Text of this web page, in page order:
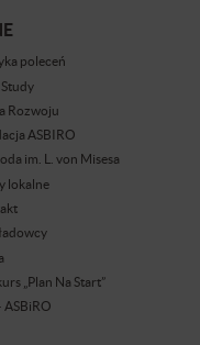
poleceń
Study
Rozwoju
ASBIRO
im. L. von Misesa
lokalne
„Plan Na Start”
ASBiRO